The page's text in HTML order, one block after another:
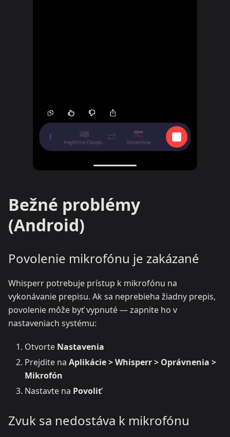
Bežné problémy
(Android)
Povolenie mikrofónu je zakázané
Whisperr potrebuje prístup k mikrofónu na
vykonávanie prepisu. Ak sa neprebieha žiadny prepis,
povolenie môže byť vypnuté — zapnite ho v
nastaveniach systému:
Otvorte Nastavenia
Prejdite na Aplikácie > Whisperr > Oprávnenia >
Mikrofón
Nastavte na Povoliť
Zvuk sa nedostáva k mikrofónu